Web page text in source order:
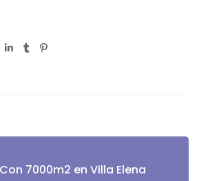
7000m2 en Villa Elena